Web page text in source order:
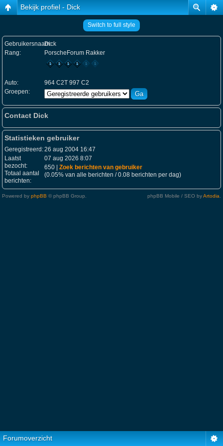
Bekijk profiel - Dick
Switch to full style
Gebruikersnaam:Dick
Rang:
PorscheForum Rakker
Auto:
964 C2T 997 C2
Groepen:
Contact Dick
Statistieken gebruiker
Geregistreerd:26 aug 2004 16:47
Laatst
bezocht:
07 aug 2026 8:07
Totaal aantal
berichten:
650 | Zoek berichten van gebruiker
(0.05% van alle berichten / 0.08 berichten per dag)
Powered by phpBB © phpBB Group. phpBB Mobile / SEO byArtodia
Forumoverzicht